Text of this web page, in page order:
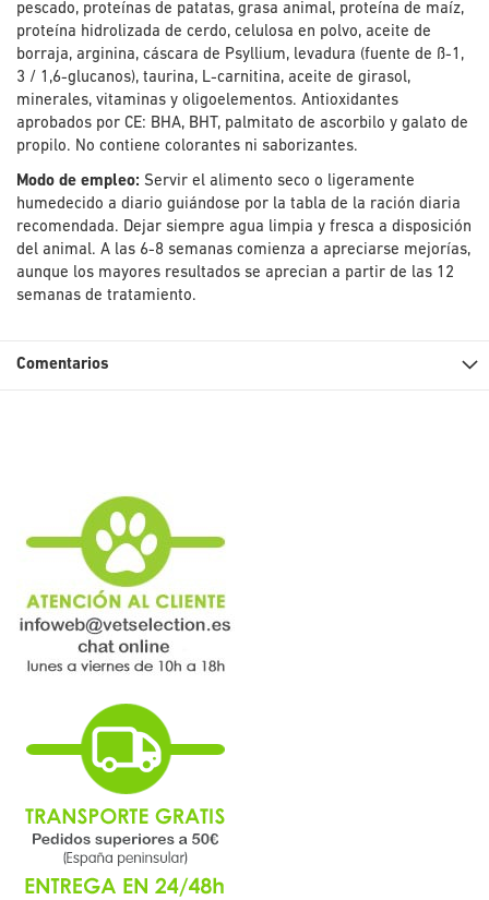
pescado, proteínas de patatas, grasa animal, proteína de maíz,
proteína hidrolizada de cerdo, celulosa en polvo, aceite de
borraja, arginina, cáscara de Psyllium, levadura (fuente de ß-1,
3 / 1,6-glucanos), taurina, L-carnitina, aceite de girasol,
minerales, vitaminas y oligoelementos. Antioxidantes
aprobados por CE: BHA, BHT, palmitato de ascorbilo y galato de
propilo. No contiene colorantes ni saborizantes.
Modo de empleo: Servir el alimento seco o ligeramente
humedecido a diario guiándose por la tabla de la ración diaria
recomendada. Dejar siempre agua limpia y fresca a disposición
del animal. A las 6-8 semanas comienza a apreciarse mejorías,
aunque los mayores resultados se aprecian a partir de las 12
semanas de tratamiento.
Comentarios